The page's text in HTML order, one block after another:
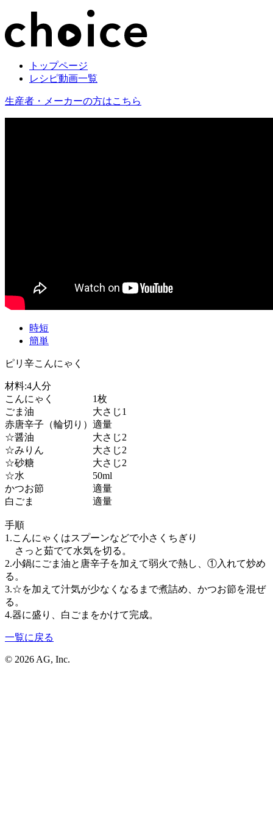
トップページ
レシピ動画一覧
生産者・メーカーの方はこちら
時短
簡単
ピリ辛こんにゃく
材料:4人分
こんにゃく 1枚
ごま油 大さじ1
赤唐辛子（輪切り）適量
☆醤油 大さじ2
☆みりん 大さじ2
☆砂糖 大さじ2
☆水 50ml
かつお節 適量
白ごま 適量
手順
1.こんにゃくはスプーンなどで小さくちぎり
さっと茹でて水気を切る。
2.小鍋にごま油と唐辛子を加えて弱火で熱し、①入れて炒め
る。
3.☆を加えて汁気が少なくなるまで煮詰め、かつお節を混ぜ
る。
4.器に盛り、白ごまをかけて完成。
一覧に戻る
© 2026 AG, Inc.